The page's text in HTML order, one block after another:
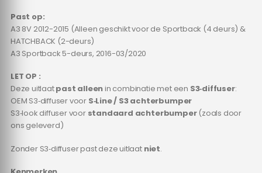
Past op:
A3 8V 2012-2015 (Alleen geschikt voor de Sportback (4 deurs) &
HATCHBACK (2-deurs)
A3 Sportback 5-deurs, 2016-03/2020
LET OP :
Deze uitlaatpast alleenin combinatie met een S3‑diffuser:
OEM S3‑diffuser voor S‑Line / S3 achterbumper
S3‑look diffuser voor standaard achterbumper(zoals door
ons geleverd)
Zonder S3‑diffuser past deze uitlaat niet.